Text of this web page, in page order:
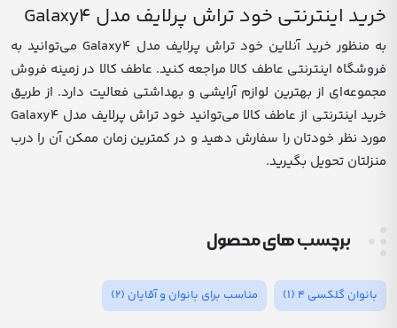
خرید اینترنتی خود تراش پرلایف مدل Galaxy4
به منظور خرید آنلاین خود تراش پرلایف مدل Galaxy4 می‌توانید به
فروشگاه اینترنتی عاطف کالا مراجعه کنید. عاطف کالا در زمینه فروش
مجموعه‌ای از بهترین لوازم آرایشی و بهداشتی فعالیت دارد. از طریق
خرید اینترنتی از عاطف کالا می‌توانید خود تراش پرلایف مدل Galaxy4
مورد نظر خودتان را سفارش دهید و در کمترین زمان ممکن آن را درب
منزلتان تحویل بگیرید.
برچسب های محصول
بانوان گلکسی 4 (1) مناسب برای بانوان و آقایان (2)